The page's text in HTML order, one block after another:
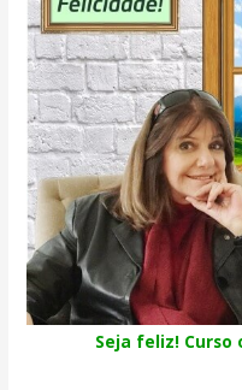
Seja feliz! Curso